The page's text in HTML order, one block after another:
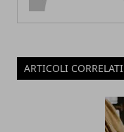
ARTICOLI CORRELATI